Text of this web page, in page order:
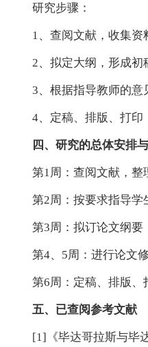
研究步骤：
1、查阅文献，收集资
2、拟定大纲，形成初
3、根据指导教师的意
4、定稿、排版、打印
四、研究的总体安排
第1周：查阅文献，整
第2周：按要求指导学
第3周：拟订论文纲要
第4、5周：进行论文
第6周：定稿、排版、
五、已查阅参考文献
[1]《毕达哥拉斯与毕